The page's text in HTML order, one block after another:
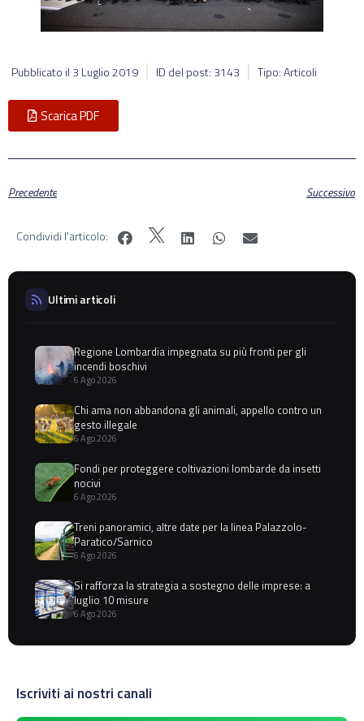
Pubblicato il 3 Luglio 2019 ID del post: 3143 Tipo: Articoli
Scarica PDF
Precedente Successivo
Condividi l'articolo:
Ultimi articoli
Regione Lombardia impegnata su più fronti per gli
incendi boschivi
6 Ago 2026
Chi ama non abbandona gli animali, appello contro un
gesto illegale
6 Ago 2026
Fondi per proteggere coltivazioni lombarde da insetti
nocivi
6 Ago 2026
Treni panoramici, altre date per la linea Palazzolo-
Paratico/Sarnico
6 Ago 2026
Si rafforza la strategia a sostegno delle imprese: a
luglio 10 misure
6 Ago 2026
Iscriviti ai nostri canali